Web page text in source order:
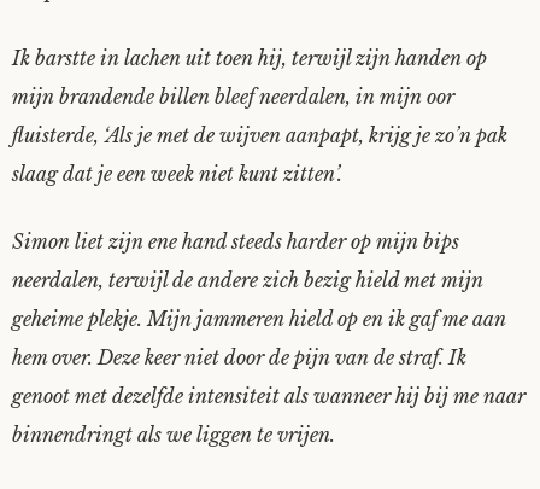
Ik barstte in lachen uit toen hij, terwijl zijn handen op
mijn brandende billen bleef neerdalen, in mijn oor
fluisterde, ‘Als je met de wijven aanpapt, krijg je zo’n pak
slaag dat je een week niet kunt zitten’.
Simon liet zijn ene hand steeds harder op mijn bips
neerdalen, terwijl de andere zich bezig hield met mijn
geheime plekje. Mijn jammeren hield op en ik gaf me aan
hem over. Deze keer niet door de pijn van de straf. Ik
genoot met dezelfde intensiteit als wanneer hij bij me naar
binnendringt als we liggen te vrijen.